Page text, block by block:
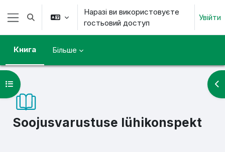
Перейти до головного вмісту
Бокова панель
Переключити введення пошуку
Наразі ви використовуєте
гостьовий доступ
Увійти
Книга Більше
Soojusvarustuse lühikonspekt
Відкритий покажчик курсу